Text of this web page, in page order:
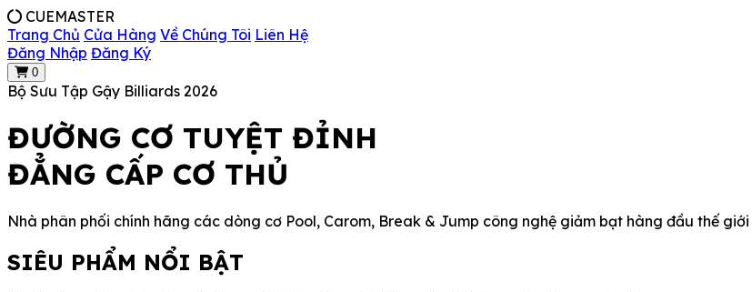
CUEMASTER
Trang Chủ Cửa Hàng Về Chúng Tôi Liên Hệ
Đăng Nhập Đăng Ký
0
Bộ Sưu Tập Gậy Billiards 2026
ĐƯỜNG CƠ TUYỆT ĐỈNH
ĐẲNG CẤP CƠ THỦ
Nhà phân phối chính hãng các dòng cơ Pool, Carom, Break & Jump công nghệ giảm bạt hàng đầu thế
SIÊU PHẨM NỔI BẬT